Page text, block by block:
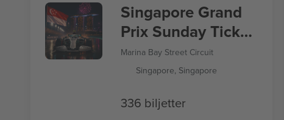
Singapore Grand
Prix Sunday Ticket
Formula 1
Marina Bay Street Circuit
Singapore, Singapore
336 biljetter